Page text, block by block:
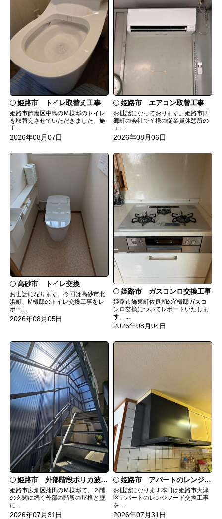
姫路市 トイレ取替え工事
姫路市飾磨区中島のＭ様邸のトイレ
を取替えさせていただきました。施
工...
2026年08月07日
姫路市 エアコン取替工事
お世話になっております。姫路市四
郷町の会社でＹ様の従業員休憩所の
エ...
2026年08月06日
高砂市 トイレ交換
お世話になります。今回は高砂市北
浜町、M様邸のトイレ交換工事をレ
ポー...
2026年08月05日
姫路市 ガスコンロ交換工事
姫路市飾東町佐良和のY様邸ガスコ
ンロ交換についてレポートいたしま
す。...
2026年08月04日
姫路市 外部階段ポリカ波板張替工事
姫路市広畑区蒲田のＭ様邸で、２階
の玄関に続く外部の階段の屋根と壁
に...
2026年07月31日
姫路市 アパートのレンジフード交換
お世話になります本日は姫路市大津
区アパートのレンジフード交換工事
を...
2026年07月31日